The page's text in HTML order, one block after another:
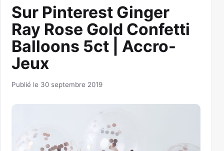
Sur Pinterest Ginger
Ray Rose Gold Confetti
Balloons 5ct | Accro-
Jeux
Publié le 30 septembre 2019